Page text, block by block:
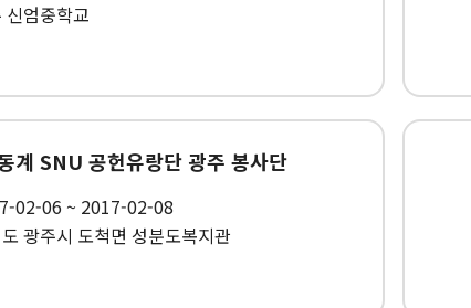
신엄중학교
계 SNU 공헌유랑단 광주 봉사단
02-06 ~ 2017-02-08
광주시 도척면 성분도복지관